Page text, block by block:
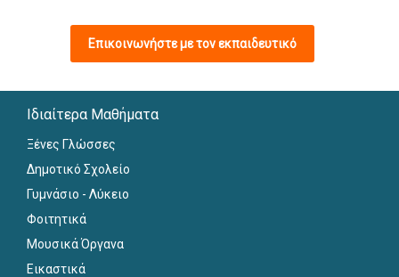
Επικοινωνήστε με τον εκπαιδευτικό
Ιδιαίτερα Μαθήματα
Ξένες Γλώσσες
Δημοτικό Σχολείο
Γυμνάσιο - Λύκειο
Φοιτητικά
Μουσικά Όργανα
Εικαστικά